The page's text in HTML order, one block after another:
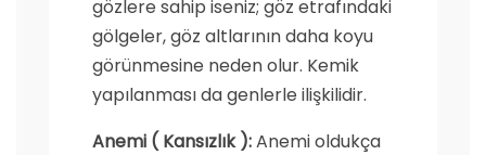
gözlere sahip iseniz; göz etrafındaki
gölgeler, göz altlarının daha koyu
görünmesine neden olur. Kemik
yapılanması da genlerle ilişkilidir.
Anemi ( Kansızlık ):Anemi oldukça